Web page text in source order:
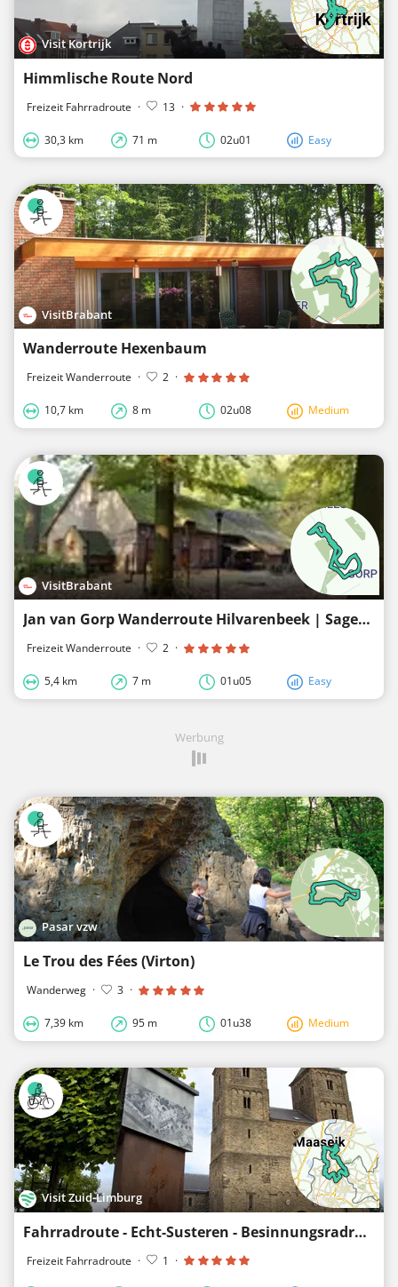
Visit Kortrijk
Himmlische Route Nord
Freizeit Fahrradroute · 13 ·
30,3 km 71 m 02u01 Easy
VisitBrabant
Wanderroute Hexenbaum
Freizeit Wanderroute · 2 ·
10,7 km 8 m 02u08 Medium
VisitBrabant
Jan van Gorp Wanderroute Hilvarenbeek | Sagen & Legenden
Freizeit Wanderroute · 2 ·
5,4 km 7 m 01u05 Easy
Werbung
Pasar vzw
Le Trou des Fées (Virton)
Wanderweg · 3 ·
7,39 km 95 m 01u38 Medium
Visit Zuid-Limburg
Fahrradroute - Echt-Susteren - Besinnungsradroute Südschleife
Freizeit Fahrradroute · 1 ·